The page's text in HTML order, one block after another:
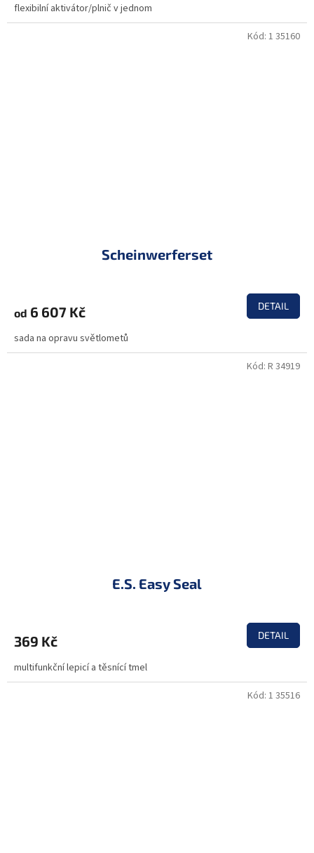
flexibilní aktivátor/plnič v jednom
Scheinwerferset
od 6 607 Kč DETAIL
sada na opravu světlometů
Kód: 1 35160
E.S. Easy Seal
369 Kč DETAIL
multifunkční lepicí a těsnící tmel
Kód: R 34919
Kód: 1 35516